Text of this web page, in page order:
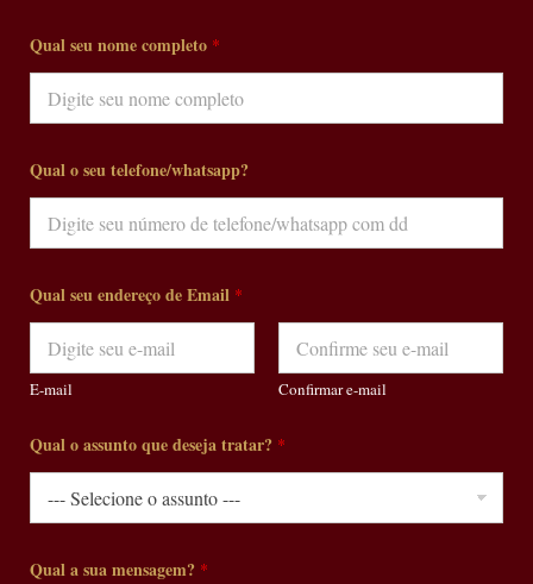
PF
s
e
Qual seu nome completo *
Qual o seu telefone/whatsapp?
Qual seu endereço de Email *
E-mail Confirmar e-mail
Qual o assunto que deseja tratar? *
Qual a sua mensagem? *